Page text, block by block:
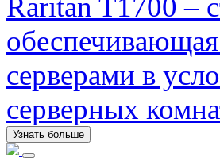
Raritan T1700 –
серверами в
серверных
Узнать больше